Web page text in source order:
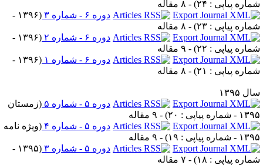
پیاپی : ۲۴
) - ۸ مقاله
دوره ۶ - شماره ۳
(
۱۳۹۶ -
پیاپی : ۲۳
) - ۸ مقاله
دوره ۶ - شماره ۲
(
۱۳۹۶ -
پیاپی : ۲۲
) - ۹ مقاله
دوره ۶ - شماره ۱
(
۱۳۹۶ -
پیاپی : ۲۱
) - ۸ مقاله
۱۳۹۵
دوره ۵ - شماره ۵
(زمستان
- شماره پیاپی : ۲۰
) - ۹ مقاله
دوره ۵ - شماره ۴
(ویژه نامه
- شماره پیاپی : ۱۹
) - ۹ مقاله
دوره ۵ - شماره ۳
(
۱۳۹۵ -
پیاپی : ۱۸
) - ۷ مقاله